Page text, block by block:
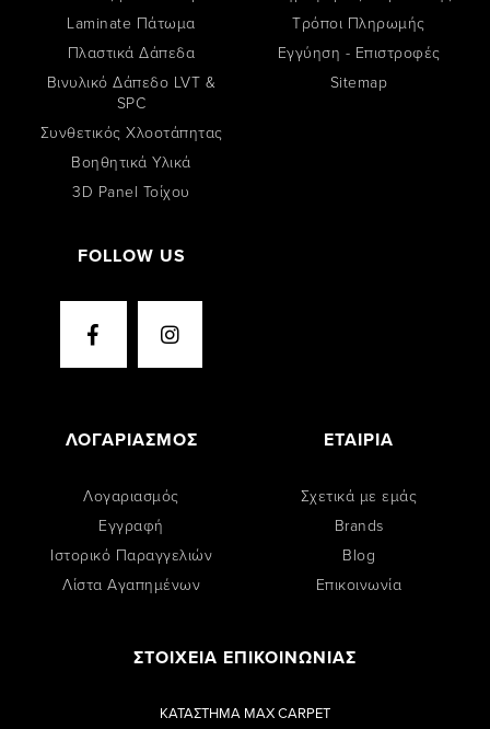
Laminate Πάτωμα
Πλαστικά Δάπεδα
Βινυλικό Δάπεδο LVT &
SPC
Συνθετικός Χλοοτάπητας
Βοηθητικά Υλικά
3D Panel Τοίχου
FOLLOW US
Tρόποι Πληρωμής
Εγγύηση - Επιστροφές
Sitemap
ΛΟΓΑΡΙΑΣΜΟΣ
Λογαριασμός
Εγγραφή
Ιστορικό Παραγγελιών
Λίστα Αγαπημένων
ΕΤΑΙΡΙΑ
Σχετικά με εμάς
Brands
Blog
Επικοινωνία
ΣΤΟΙΧΕΙΑ ΕΠΙΚΟΙΝΩΝΙΑΣ
ΚΑΤΑΣΤΗΜΑ MAX CARPET